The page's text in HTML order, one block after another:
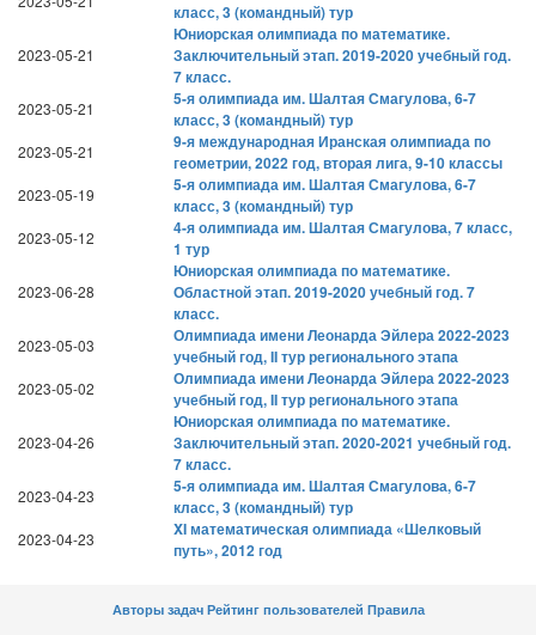
класс, 3 (командный) тур
2023-05-21
Юниорская олимпиада по математике.
Заключительный этап. 2019-2020 учебный год.
7 класс.
2023-05-21
5-я олимпиада им. Шалтая Смагулова, 6-7
класс, 3 (командный) тур
2023-05-21
9-я международная Иранская олимпиада по
геометрии, 2022 год, вторая лига, 9-10 классы
2023-05-19
5-я олимпиада им. Шалтая Смагулова, 6-7
класс, 3 (командный) тур
2023-05-12
4-я олимпиада им. Шалтая Смагулова, 7 класс,
1 тур
2023-06-28
Юниорская олимпиада по математике.
Областной этап. 2019-2020 учебный год. 7
класс.
2023-05-03
Олимпиада имени Леонарда Эйлера 2022-2023
учебный год, II тур регионального этапа
2023-05-02
Олимпиада имени Леонарда Эйлера 2022-2023
учебный год, II тур регионального этапа
2023-04-26
Юниорская олимпиада по математике.
Заключительный этап. 2020-2021 учебный год.
7 класс.
2023-04-23
5-я олимпиада им. Шалтая Смагулова, 6-7
класс, 3 (командный) тур
2023-04-23
XI математическая олимпиада «Шелковый
путь», 2012 год
Авторы задач Рейтинг пользователей Правила